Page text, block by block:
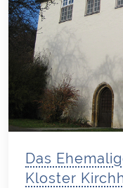
Das
Kloster